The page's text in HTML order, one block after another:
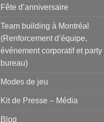
Fête d’anniversaire
Team building à Montréal
(Renforcement d’équipe,
événement corporatif et party
bureau)
Modes de jeu
Kit de Presse – Média
Blog